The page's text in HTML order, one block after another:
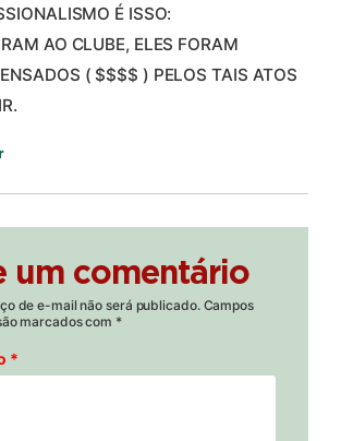
É ISSO:
AO CLUBE, ELES FORAM
( $$$$ ) PELOS TAIS ATOS
um comentário
de e-mail não será publicado. Campos
marcados com *
*